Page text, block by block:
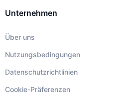
Unternehmen
Über uns
Nutzungsbedingungen
Datenschutzrichtlinien
Cookie-Präferenzen